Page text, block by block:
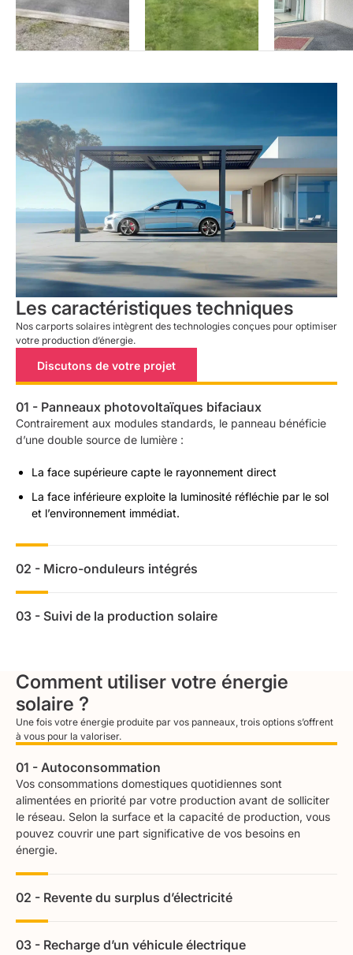
Les caractéristiques techniques
Nos carports solaires intègrent des technologies conçues pour optimiser
votre production d’énergie.
Discutons de votre projet
01 - Panneaux photovoltaïques bifaciaux
Contrairement aux modules standards, le panneau bénéficie
d’une double source de lumière :
La face supérieure capte le rayonnement direct
La face inférieure exploite la luminosité réfléchie par le sol
et l’environnement immédiat.
02 - Micro-onduleurs intégrés
partie du toit, seule la zone concernée baisse en régime. Le
03 - Suivi de la production solaire
d'énergie en un clin d'œil sur votre téléphone, votre tablette
ou votre ordinateur.
Comment utiliser votre énergie
solaire ?
Une fois votre énergie produite par vos panneaux, trois options s’offrent
à vous pour la valoriser.
01 - Autoconsommation
Vos consommations domestiques quotidiennes sont
alimentées en priorité par votre production avant de solliciter
le réseau. Selon la surface et la capacité de production, vous
pouvez couvrir une part significative de vos besoins en
énergie.
02 - Revente du surplus d’électricité
utilisée est alors injectée sur le réseau public. Vous valorisez
03 - Recharge d’un véhicule électrique